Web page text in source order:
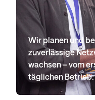
Wir planen und
zuverlässige
wachsen – vom
täglichen Betrieb.